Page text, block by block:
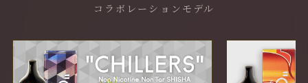
コラボレーションモデル